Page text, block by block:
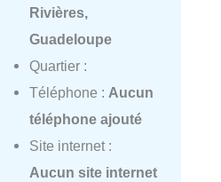
Rivières,
Guadeloupe
Quartier :
Téléphone : Aucun
téléphone ajouté
Site internet :
Aucun site internet